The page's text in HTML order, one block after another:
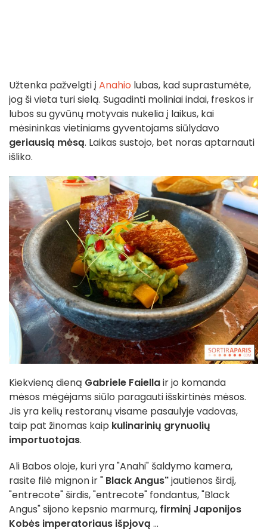
Užtenka pažvelgti į Anahio lubas, kad suprastumėte,
jog ši vieta turi sielą. Sugadinti moliniai indai, freskos ir
lubos su gyvūnų motyvais nukelia į laikus, kai
mėsininkas vietiniams gyventojams siūlydavo
geriausią mėsą. Laikas sustojo, bet noras aptarnauti
išliko.
Kiekvieną dieną Gabriele Faiellair jo komanda
mėsos mėgėjams siūlo paragauti išskirtinės mėsos.
Jis yra kelių restoranų visame pasaulyje vadovas,
taip pat žinomas kaip kulinarinių grynuolių
importuotojas.
Ali Babos oloje, kuri yra "Anahi" šaldymo kamera,
rasite filė mignon ir " Black Angus"jautienos širdį,
"entrecote" širdis, "entrecote" fondantus, "Black
Angus" sijono kepsnio marmurą, firminį Japonijos
Kobės imperatoriaus išpjovą ...